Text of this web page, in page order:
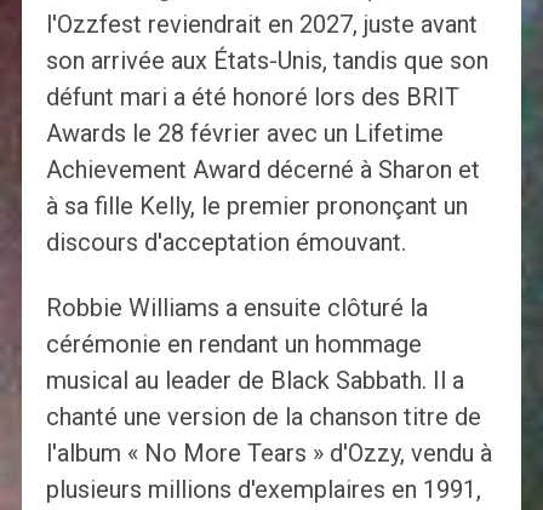
l'Ozzfest reviendrait en 2027, juste avant
son arrivée aux États-Unis, tandis que son
défunt mari a été honoré lors des BRIT
Awards le 28 février avec un Lifetime
Achievement Award décerné à Sharon et
à sa fille Kelly, le premier prononçant un
discours d'acceptation émouvant.
Robbie Williams a ensuite clôturé la
cérémonie en rendant un hommage
musical au leader de Black Sabbath. Il a
chanté une version de la chanson titre de
l'album « No More Tears » d'Ozzy, vendu à
plusieurs millions d'exemplaires en 1991,